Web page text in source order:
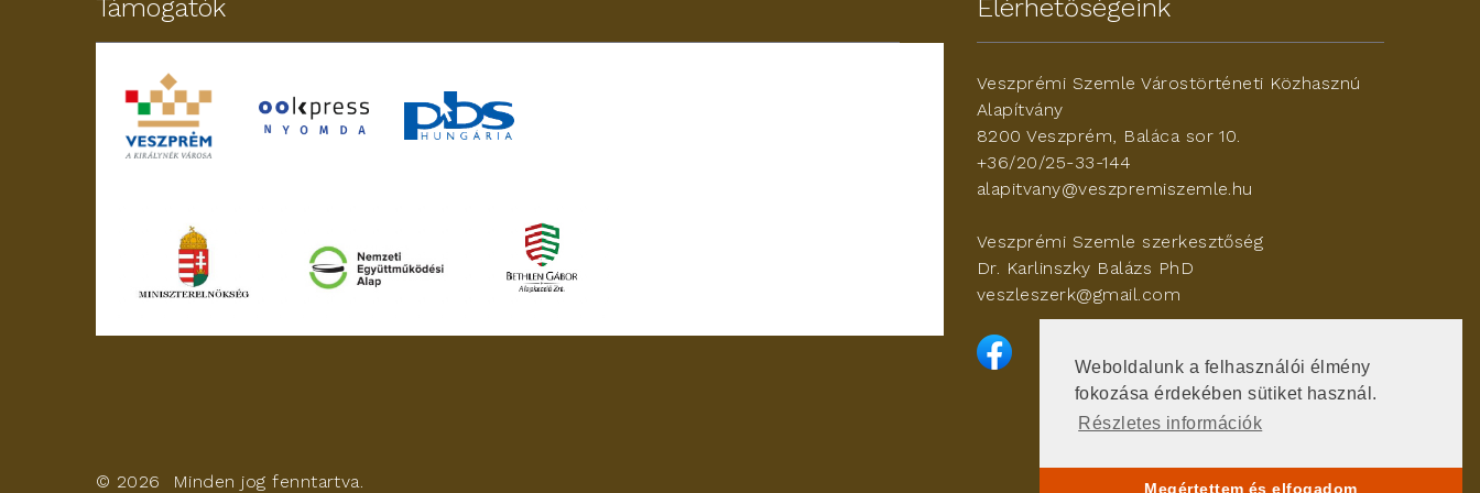
Weboldalunk a felhasználói élmény
fokozása érdekében sütiket használ.
Részletes információk
Megértettem és elfogadom
Támogatók Elérhetőségeink
Veszprémi Szemle Várostörténeti Közhasznú
Alapítvány
8200 Veszprém, Baláca sor 10.
+36/20/25-33-144
alapitvany@veszpremiszemle.hu
Veszprémi Szemle szerkesztőség
Dr. Karlinszky Balázs PhD
veszleszerk@gmail.com
© 2026 Minden jog fenntartva. Jogi nyilatkozat Letölthető fájlok